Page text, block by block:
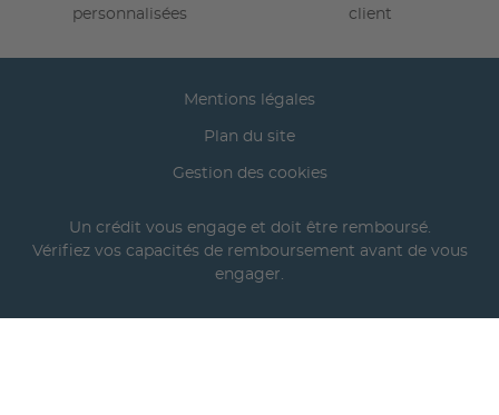
personnalisées
client
Mentions légales
Plan du site
Gestion des cookies
Un crédit vous engage et doit être remboursé.
Vérifiez vos capacités de remboursement avant de vous
engager.